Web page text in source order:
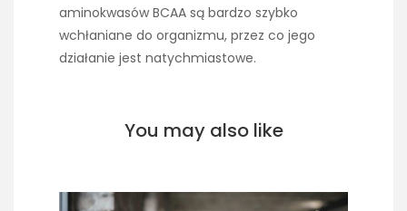
aminokwasów BCAA są bardzo szybko
wchłaniane do organizmu, przez co jego
działanie jest natychmiastowe.
You may also like